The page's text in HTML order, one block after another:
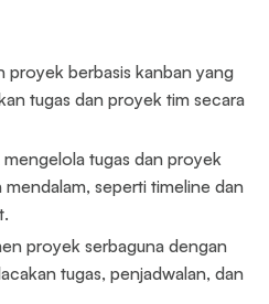
proyek berbasis kanban yang
tugas dan proyek tim secara
tugas dan proyek
seperti timeline dan
proyek serbaguna dengan
tugas, penjadwalan, dan